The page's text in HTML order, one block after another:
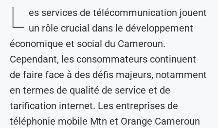
L es services de télécommunication jouent
un rôle crucial dans le développement
économique et social du Cameroun.
Cependant, les consommateurs continuent
de faire face à des défis majeurs, notamment
en termes de qualité de service et de
tarification internet. Les entreprises de
téléphonie mobile Mtn et Orange Cameroun